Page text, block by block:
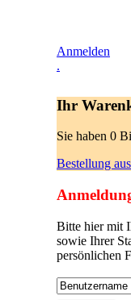
Anmelden
.
Ihr
Sie haben 0
Bestellung
Bitte hier mit
sowie Ihrer
persönlichen